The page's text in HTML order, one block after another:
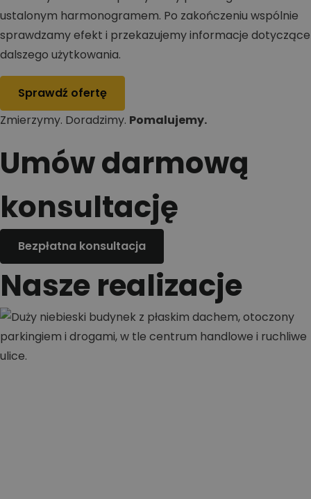
ustalonym harmonogramem. Po zakończeniu wspólnie
sprawdzamy efekt i przekazujemy informacje dotyczące
dalszego użytkowania.
Sprawdź ofertę
Zmierzymy. Doradzimy. Pomalujemy.
Umów darmową
konsultację
Bezpłatna konsultacja
Nasze realizacje